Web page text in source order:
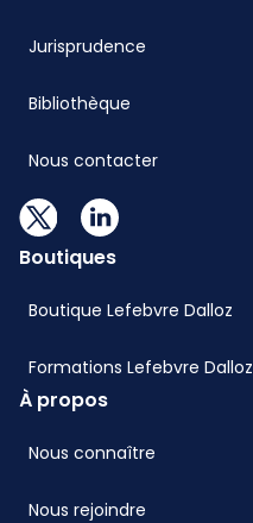
Jurisprudence
Bibliothèque
Nous contacter
Boutiques
Boutique Lefebvre Dalloz
Formations Lefebvre Dalloz
À propos
Nous connaître
Nous rejoindre